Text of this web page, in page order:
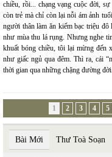
chiều, rồi... chạng vạng cuộc đời,
còn trẻ mà chỉ còn lại nỗi ám ảnh
người thân làm ăn kiếm bạc triệu
như mùa thu lá rụng. Nhưng nghe
khuất bóng chiều, tôi lại mừng đến
như giấc ngủ qua đêm. Thì ra, cái
thời gian qua những chặng đường đời.
1 2 3 4 5
Bài Mới Thư Toà Soạn